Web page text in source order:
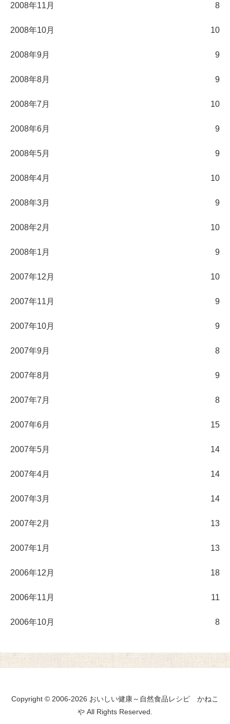
2008年11月 8
2008年10月 10
2008年9月 9
2008年8月 9
2008年7月 10
2008年6月 9
2008年5月 9
2008年4月 10
2008年3月 9
2008年2月 10
2008年1月 9
2007年12月 10
2007年11月 9
2007年10月 9
2007年9月 8
2007年8月 9
2007年7月 8
2007年6月 15
2007年5月 14
2007年4月 14
2007年3月 14
2007年2月 13
2007年1月 13
2006年12月 18
2006年11月 11
2006年10月 8
Copyright © 2006-2026 おいしい健康～自然食品レシピ かねこ
や All Rights Reserved.